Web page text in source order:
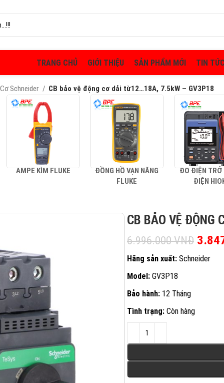
TRANG CHỦ GIỚI THIỆU SẢN PHẨM MỚI TIN TỨC
Schneider CB bảo vệ động cơ dải từ12…18A, 7.5kW – GV3P18
AMPE KÌM FLUKE
ĐỒNG HỒ VẠN NĂNG
FLUKE
ĐO ĐIỆN TRỞ
ĐIỆN
CB BẢO VỆ
6.996.000VNĐ Giá
Hãng sản xuất: Schneider
Model: GV3P18
Bảo hành: 12 Tháng
Tình trạng: Còn hàng